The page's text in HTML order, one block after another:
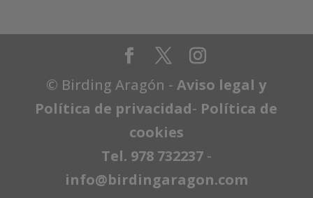
© Birding Aragón -Aviso legal y
Política de privacidad- Política de
cookies
Tel. 978 732237 -
info@birdingaragon.com